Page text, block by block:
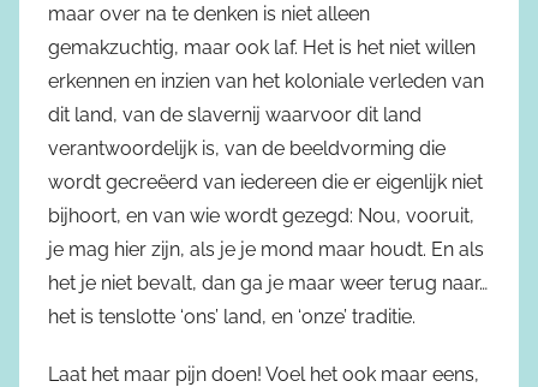
maar over na te denken is niet alleen
gemakzuchtig, maar ook laf. Het is het niet willen
erkennen en inzien van het koloniale verleden van
dit land, van de slavernij waarvoor dit land
verantwoordelijk is, van de beeldvorming die
wordt gecreëerd van iedereen die er eigenlijk niet
bijhoort, en van wie wordt gezegd: Nou, vooruit,
je mag hier zijn, als je je mond maar houdt. En als
het je niet bevalt, dan ga je maar weer terug naar…
het is tenslotte ‘ons’ land, en ‘onze’ traditie.
Laat het maar pijn doen! Voel het ook maar eens,